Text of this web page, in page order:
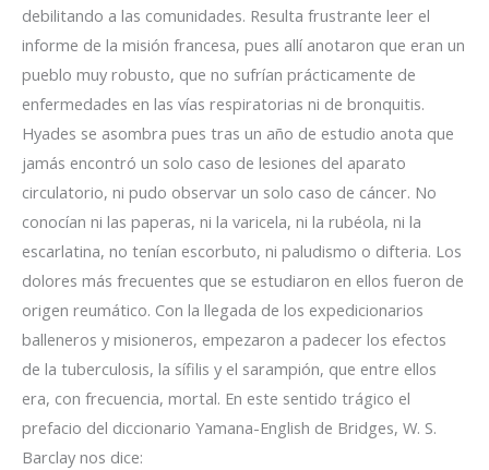
debilitando a las comunidades. Resulta frustrante leer el
informe de la misión francesa, pues allí anotaron que eran un
pueblo muy robusto, que no sufrían prácticamente de
enfermedades en las vías respiratorias ni de bronquitis.
Hyades se asombra pues tras un año de estudio anota que
jamás encontró un solo caso de lesiones del aparato
circulatorio, ni pudo observar un solo caso de cáncer. No
conocían ni las paperas, ni la varicela, ni la rubéola, ni la
escarlatina, no tenían escorbuto, ni paludismo o difteria. Los
dolores más frecuentes que se estudiaron en ellos fueron de
origen reumático. Con la llegada de los expedicionarios
balleneros y misioneros, empezaron a padecer los efectos
de la tuberculosis, la sífilis y el sarampión, que entre ellos
era, con frecuencia, mortal. En este sentido trágico el
prefacio del diccionario Yamana-English de Bridges, W. S.
Barclay nos dice: